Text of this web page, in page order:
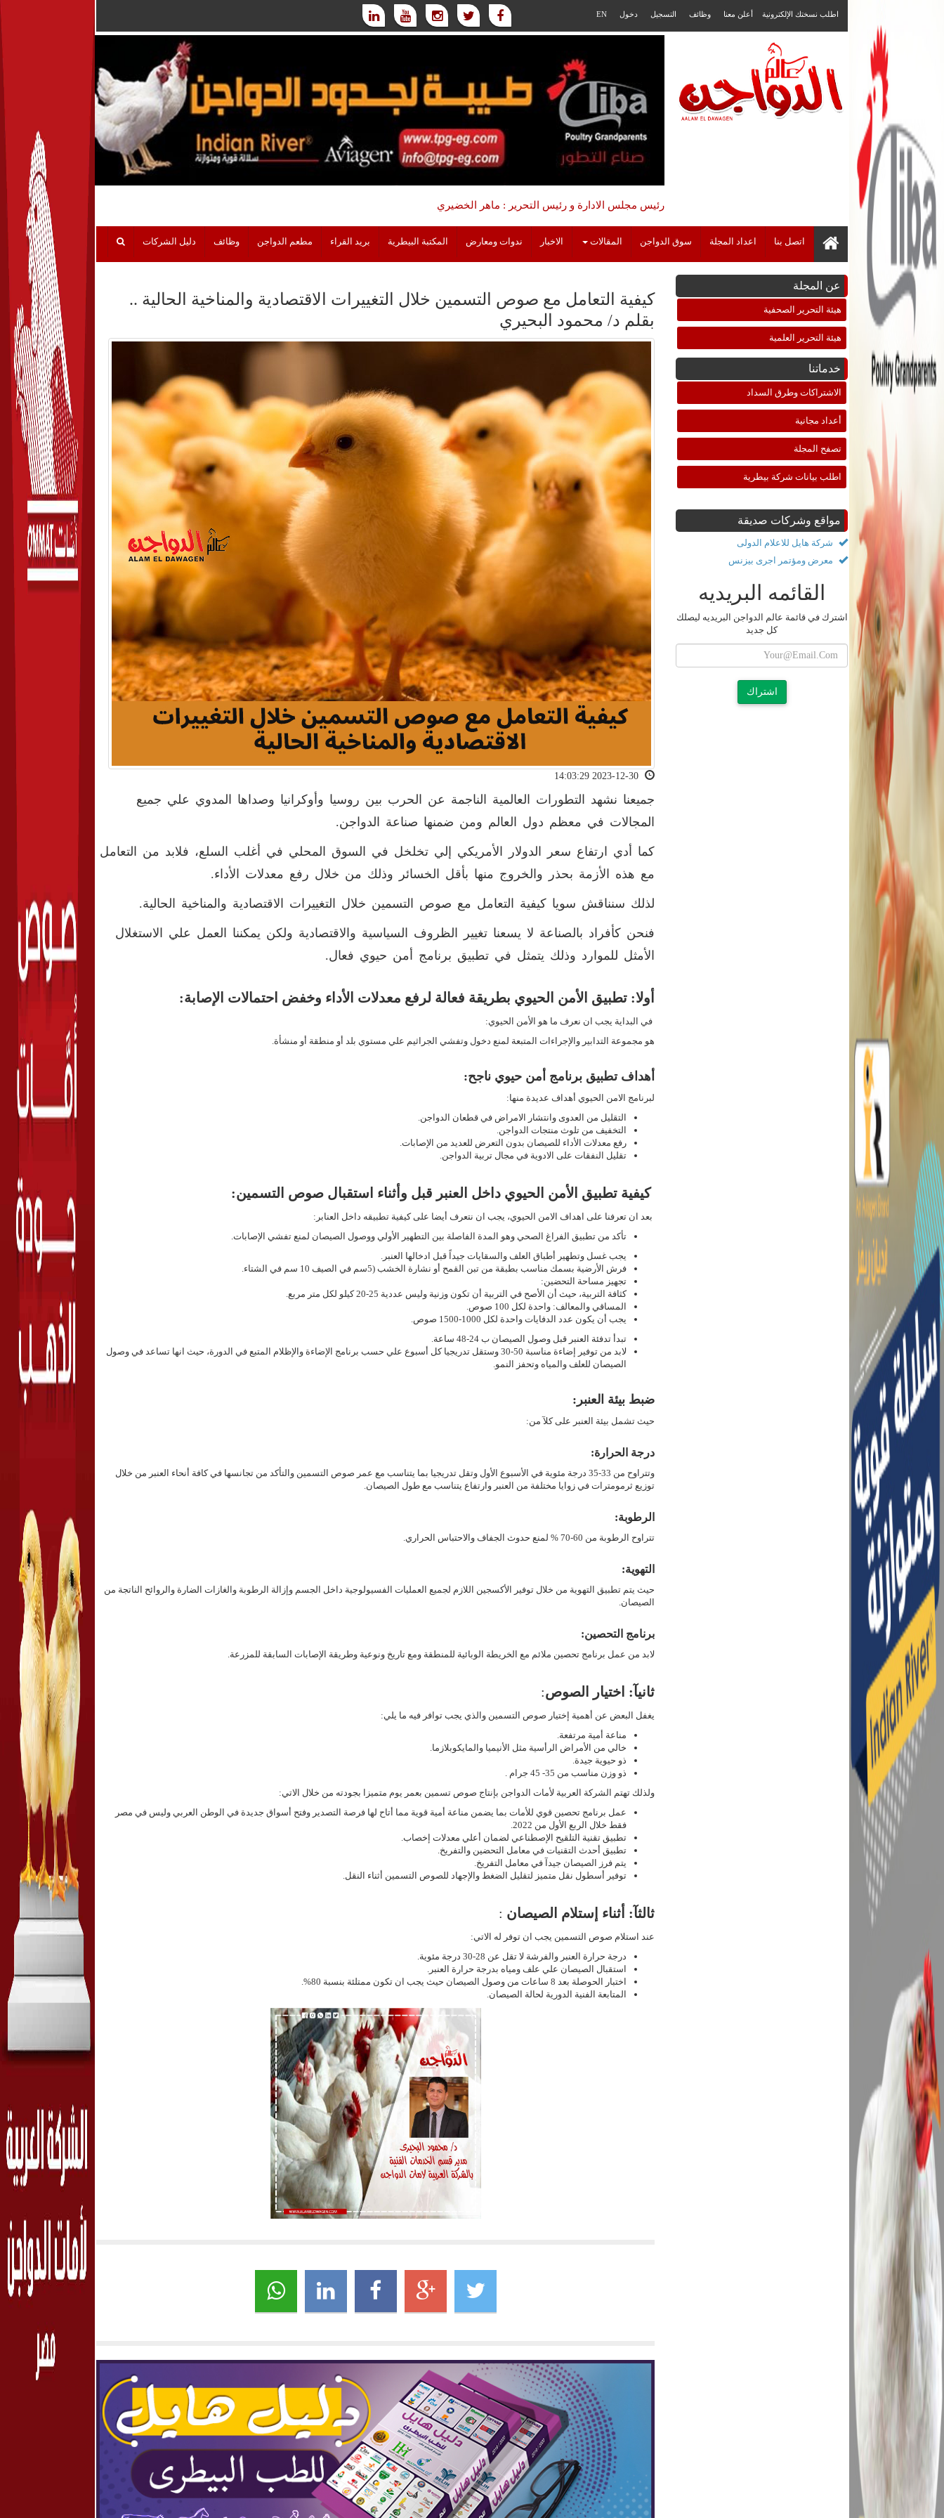
اطلب نسختك الإلكترونية أعلن معنا وظائف التسجيل دخول EN
رئيس مجلس الادارة و رئيس التحرير : ماهر الخضيري
اتصل بنا اعداد المجلة سوق الدواجن المقالات الاخبار ندوات ومعارض المكتبة البيطرية بريد القراء مطعم الدواجن وظائف دليل الشركات
عن المجلة
هيئة التحرير الصحفية
هيئة التحرير العلمية
خدماتنا
الاشتراكات وطرق السداد
أعداد مجانية
تصفح المجلة
اطلب بيانات شركة بيطرية
مواقع وشركات صديقة
شركة هايل للاعلام الدولى
معرض ومؤتمر اجرى بيزنس
القائمه البريديه
اشترك في قائمة عالم الدواجن البريديه ليصلك
كل جديد
اشتراك
كيفية التعامل مع صوص التسمين خلال التغييرات الاقتصادية والمناخية الحالية ..
بقلم د/ محمود البحيري
جميعنا نشهد التطورات العالمية الناجمة عن الحرب بين روسيا وأوكرانيا وصداها المدوي علي جميع
المجالات في معظم دول العالم ومن ضمنها صناعة الدواجن.
كما أدي ارتفاع سعر الدولار الأمريكي إلي تخلخل في السوق المحلي في أغلب السلع، فلابد من التعامل
مع هذه الأزمة بحذر والخروج منها بأقل الخسائر وذلك من خلال رفع معدلات الأداء.
لذلك سنناقش سويا كيفية التعامل مع صوص التسمين خلال التغييرات الاقتصادية والمناخية الحالية.
فنحن كأفراد بالصناعة لا يسعنا تغيير الظروف السياسية والاقتصادية ولكن يمكننا العمل علي الاستغلال
الأمثل للموارد وذلك يتمثل في تطبيق برنامج أمن حيوي فعال.
أولا: تطبيق الأمن الحيوي بطريقة فعالة لرفع معدلات الأداء وخفض احتمالات الإصابة:
في البداية يجب ان نعرف ما هو الأمن الحيوي:
هو مجموعة التدابير والإجراءات المتبعة لمنع دخول وتفشي الجراثيم علي مستوي بلد أو منطقة أو منشأة.
أهداف تطبيق برنامج أمن حيوي ناجح:
لبرنامج الامن الحيوي أهداف عديدة منها:
التقليل من العدوى وانتشار الامراض في قطعان الدواجن.
التخفيف من تلوث منتجات الدواجن.
رفع معدلات الأداء للصيصان بدون التعرض للعديد من الإصابات.
تقليل النفقات على الادوية في مجال تربية الدواجن.
كيفية تطبيق الأمن الحيوي داخل العنبر قبل وأثناء استقبال صوص التسمين:
بعد ان تعرفنا على اهداف الامن الحيوي، يجب ان نتعرف أيضا على كيفية تطبيقه داخل العنابر:
تأكد من تطبيق الفراغ الصحي وهو المدة الفاصلة بين التطهير الأولي ووصول الصيصان لمنع تفشي الإصابات.
يجب غسل وتطهير أطباق العلف والسقايات جيداً قبل ادخالها العنبر .
فرش الأرضية بسمك مناسب بطبقة من تبن القمح أو نشارة الخشب (5سم في الصيف 10 سم في الشتاء.
تجهيز مساحة التحضين:
كثافة التربية، حيث أن الأصح في التربية أن تكون وزنية وليس عددية 20-25كيلو لكل متر مربع.
المساقي والمعالف: واحدة لكل 100 صوص
.
يجب أن يكون عدد الدفايات واحدة لكل 1000-1500 صوص.
تبدأ تدفئة العنبر قبل وصول الصيصان ب 24-48 ساعة.
لابد من توفير إضاءة مناسبة 30-50 وستقل تدريجيا كل أسبوع علي حسب برنامج الإضاءة والإظلام المتبع في الدورة، حيث انها تساعد في وصول
الصيصان للعلف والمياه وتحفز النمو.
ضبط بيئة العنبر:
حيث تشمل بيئة العنبر على كلآ من:
درجة الحرارة:
وتتراوح من 33-35 درجة مئوية في الأسبوع الأول وتقل تدريجيا بما يتناسب مع عمر صوص التسمين والتأكد من تجانسها في كافة أنحاء العنبر من خلال
توزيع ثرمومترات في زوايا مختلفة من العنبر وارتفاع يتناسب مع طول الصيصان.
الرطوبة:
تتراوح الرطوبة من 60-70 % لمنع حدوث الجفاف والاحتباس الحراري .
التهوية:
حيث يتم تطبيق التهوية من خلال توفير الأكسجين اللازم لجميع العمليات الفسيولوجية داخل الجسم وإزالة الرطوبة والغازات الضارة والروائح الناتجة من
الصيصان.
برنامج التحصين:
لابد من عمل برنامج تحصين ملائم مع الخريطة الوبائية للمنطقة ومع تاريخ ونوعية وطريقة الإصابات السابقة للمزرعة.
ثانيآ: اختيار الصوص:
يغفل البعض عن أهمية إختيار صوص التسمين والذي يجب توافر فيه ما يلي:
مناعة أمية مرتفعة.
خالي من الأمراض الرأسية مثل الأنيميا والمايكوبلازما.
ذو حيوية جيدة.
ذو وزن مناسب من 35- 45 جرام
.
ولذلك تهتم الشركة العربية لأمات الدواجن بإنتاج صوص تسمين بعمر يوم متميزا بجودته من خلال الاتي:
عمل برنامج تحصين قوي للأمات بما يضمن مناعة أمية قوية مما أتاح لها فرصة التصدير وفتح أسواق جديدة في الوطن العربي وليس في مصر
فقط خلال الربع الأول من 2022
.
تطبيق تقنية التلقيح الإصطناعي لضمان أعلي معدلات إخصاب.
تطبيق أحدث التقنيات في معامل التحضين والتفريخ.
يتم فرز الصيصان جيدآ في معامل التفريخ.
توفير أسطول نقل متميز لتقليل الضغط والإجهاد للصوص التسمين أثناء النقل.
ثالثآ: أثناء إستلام الصيصان :
عند استلام صوص التسمين يجب ان توفر له الاتي:
درجة حرارة العنبر والفرشة لا تقل عن 28-30 درجة مئوية
.
استقبال الصيصان علي علف ومياه بدرجة حرارة العنبر .
اختبار الحوصلة بعد 8 ساعات من وصول الصيصان حيث يجب ان تكون ممتلئة بنسبة 80%.
المتابعة الفنية الدورية لحالة الصيصان.